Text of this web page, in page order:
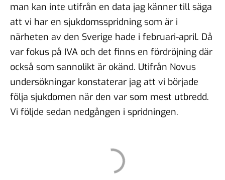
man kan inte utifrån en data jag känner till säga
att vi har en sjukdomsspridning som är i
närheten av den Sverige hade i februari-april. Då
var fokus på IVA och det finns en fördröjning där
också som sannolikt är okänd. Utifrån Novus
undersökningar konstaterar jag att vi började
följa sjukdomen när den var som mest utbredd.
Vi följde sedan nedgången i spridningen.